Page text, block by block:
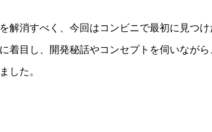
解消すべく、今回はコンビニで最初に見つ
着目し、開発秘話やコンセプトを伺いなが
した。